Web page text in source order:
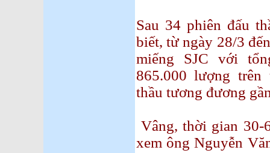
Sau 34 phiên đấu
biết, từ ngày 28/3
miếng SJC với
865.000 lượng
thầu tương đương
Vâng, thời gian 30-
xem ông Nguyễn